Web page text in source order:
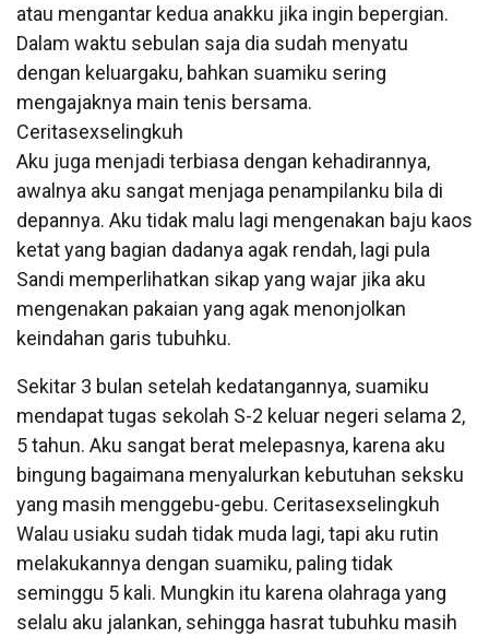
atau mengantar kedua anakku jika ingin bepergian.
Dalam waktu sebulan saja dia sudah menyatu
dengan keluargaku, bahkan suamiku sering
mengajaknya main tenis bersama.
Ceritasexselingkuh
Aku juga menjadi terbiasa dengan kehadirannya,
awalnya aku sangat menjaga penampilanku bila di
depannya. Aku tidak malu lagi mengenakan baju kaos
ketat yang bagian dadanya agak rendah, lagi pula
Sandi memperlihatkan sikap yang wajar jika aku
mengenakan pakaian yang agak menonjolkan
keindahan garis tubuhku.
Sekitar 3 bulan setelah kedatangannya, suamiku
mendapat tugas sekolah S-2 keluar negeri selama 2,
5 tahun. Aku sangat berat melepasnya, karena aku
bingung bagaimana menyalurkan kebutuhan seksku
yang masih menggebu-gebu. Ceritasexselingkuh
Walau usiaku sudah tidak muda lagi, tapi aku rutin
melakukannya dengan suamiku, paling tidak
seminggu 5 kali. Mungkin itu karena olahraga yang
selalu aku jalankan, sehingga hasrat tubuhku masih